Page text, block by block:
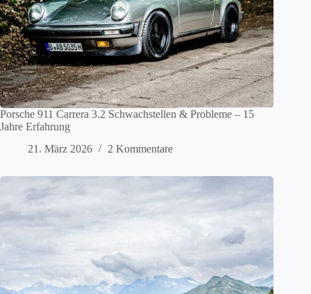
Porsche 911 Carrera 3.2 Schwachstellen & Probleme – 15
Jahre Erfahrung
21. März 2026
2 Kommentare